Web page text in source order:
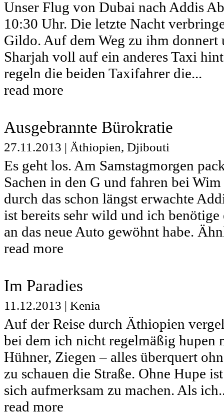
Unser Flug von Dubai nach Addis
10:30 Uhr. Die letzte Nacht
Gildo. Auf dem Weg zu ihm donnert
Sharjah voll auf ein anderes Taxi
regeln die beiden Taxifahrer die...
read more
Ausgebrannte Bürokratie
27.11.2013 | Äthiopien, Djibouti
Es geht los. Am Samstagmorgen
Sachen in den G und fahren bei
durch das schon längst erwachte
ist bereits sehr wild und ich
an das neue Auto gewöhnt habe.
read more
Im Paradies
11.12.2013 | Kenia
Auf der Reise durch Äthiopien
bei dem ich nicht regelmäßig hupen
Hühner, Ziegen – alles überquert
zu schauen die Straße. Ohne Hupe
sich aufmerksam zu machen. Als
read more